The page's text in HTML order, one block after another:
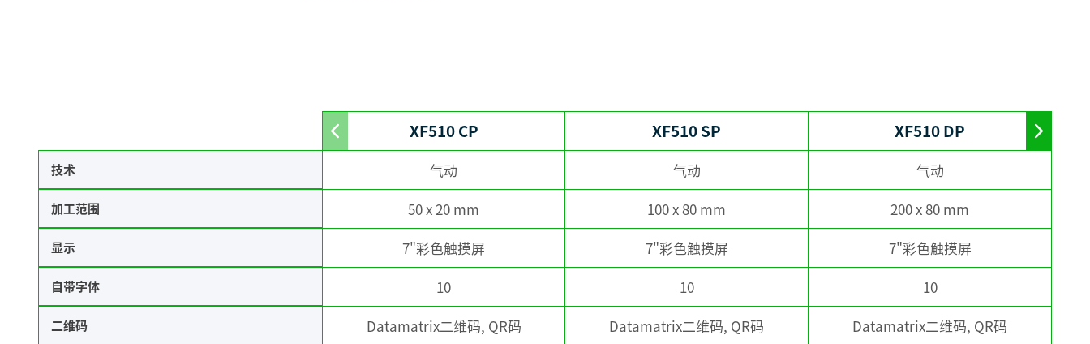
Move
to
Move
to
XF510 CP XF510 SP XF510 DP
技术 气动 气动 气动
加工范围 50 x 20 mm 100 x 80 mm 200 x 80 mm
显示 7"彩色触摸屏 7"彩色触摸屏 7"彩色触摸屏
自带字体 10 10 10
二维码 Datamatrix二维码, QR码 Datamatrix二维码, QR码 Datamatrix二维码, QR码